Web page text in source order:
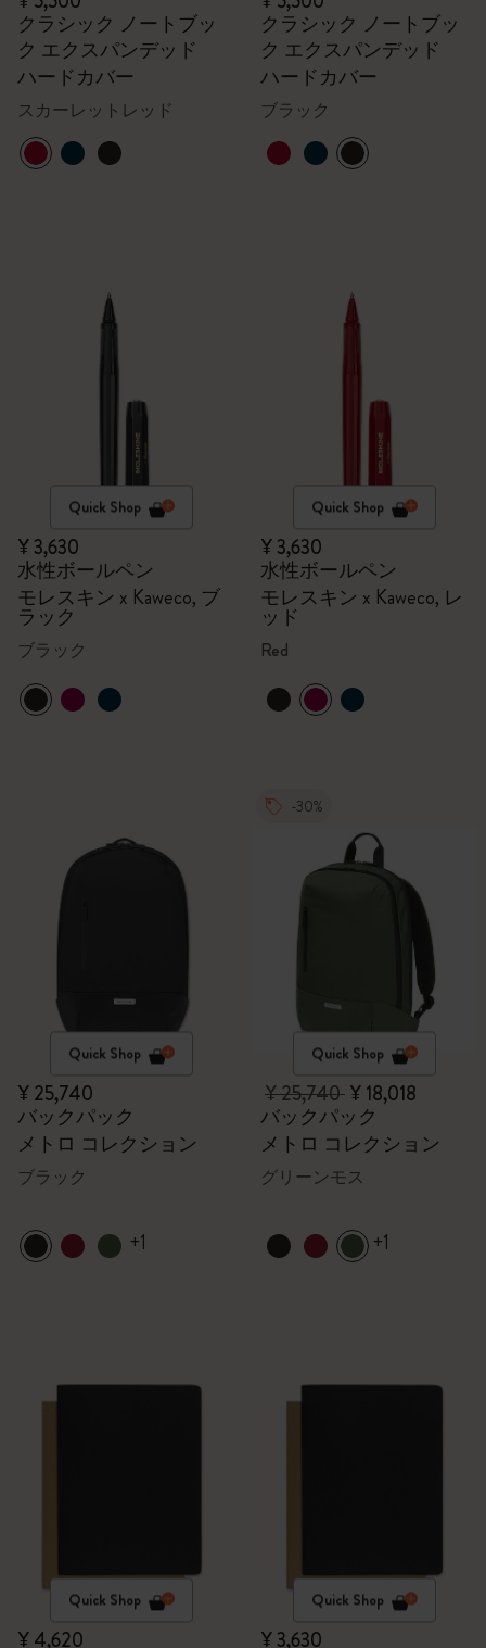
クラシック ノートブッ
ク エクスパンデッド
ハードカバー
スカーレットレッド
クラシック ノートブッ
ク エクスパンデッド
ハードカバー
ブラック
Quick Shop
¥ 3,630
水性ボールペン
モレスキン x Kaweco, ブ
ラック
ブラック
Quick Shop
¥ 3,630
水性ボールペン
モレスキン x Kaweco, レ
ッド
Red
Quick Shop
¥ 25,740
バックパック
メトロ コレクション
ブラック
+1
-30%
Quick Shop
¥ 25,740¥ 18,018
バックパック
メトロ コレクション
グリーンモス
+1
Quick Shop
¥ 4,620
Quick Shop
¥ 3,630